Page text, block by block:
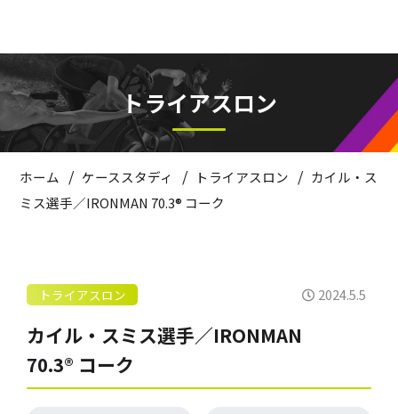
トライアスロン
ホーム / ケーススタディ / トライアスロン / カイル・ス
ミス選手／IRONMAN 70.3® コーク
トライアスロン 2024.5.5
カイル・スミス選手／IRONMAN
70.3® コーク